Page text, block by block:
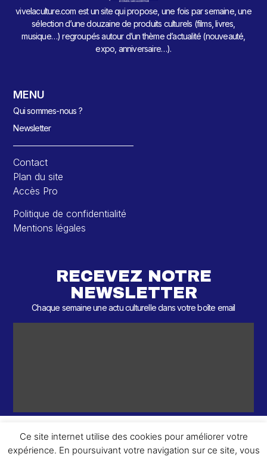
vivelaculture.com est un site qui propose, une fois par semaine, une
sélection d’une douzaine de produits culturels (films, livres,
musique…) regroupés autour d’un thème d’actualité (nouveauté,
expo, anniversaire…).
MENU
Qui sommes-nous ?
Newsletter
Contact
Plan du site
Accès Pro
Politique de confidentialité
Mentions légales
RECEVEZ NOTRE
NEWSLETTER
Chaque semaine une actu culturelle dans votre boîte email
Ce site internet utilise des cookies pour améliorer votre
expérience. En poursuivant votre navigation sur ce site, vous